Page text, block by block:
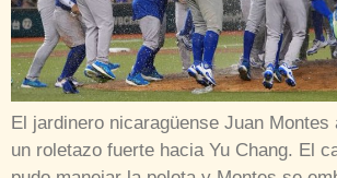
El jardinero nicaragüense Juan Montes
un roletazo fuerte hacia Yu Chang. El